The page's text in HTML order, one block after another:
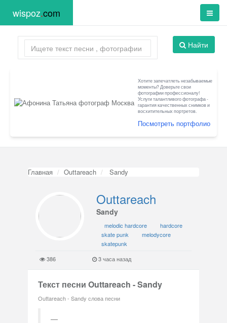
wispoz.com
Найти
Хотите запечатлеть незабываемые
моменты? Доверьте свои
фотографии профессионалу!
Услуги талантливого фотографа -
гарантия качественных снимков и
восхитительных портретов.
Посмотреть портфолио
Главная Outtareach Sandy
Outtareach
Sandy
melodic hardcore
hardcore
skate punk
melodycore
skatepunk
386
3 часа назад
Текст песни Outtareach - Sandy
Outtareach - Sandy слова песни